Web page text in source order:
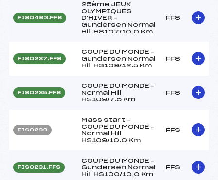
FIS0493.FFS
25ème JEUX
OLYMPIQUES
D'HIVER –
Gundersen Normal
Hill HS107/10.0 Km
FFS
FIS0237.FFS
COUPE DU MONDE –
Gundersen Normal
Hill HS109/12.5 Km
FFS
FIS0235.FFS
COUPE DU MONDE –
Normal Hill
HS109/7.5 Km
FFS
FIS0233
Mass start –
COUPE DU MONDE –
Normal Hill
HS109/10.0 Km
FFS
FIS0231.FFS
COUPE DU MONDE –
Gundersen Normal
Hill HS100/10,0 Km
FFS